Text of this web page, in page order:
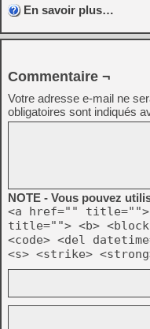
En savoir plus…
Commentaire ¬
Votre adresse e-mail ne
obligatoires sont indiqués
NOTE - Vous pouvez
<a href="" title="">
title=""> <b>
<code> <del
<s> <strike>